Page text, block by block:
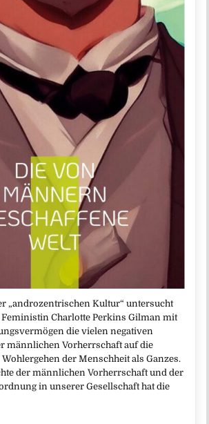
„androzentrischen Kultur“ untersucht
Charlotte Perkins Gilman mit
die vielen negativen
männlichen Vorherrschaft auf die
der Menschheit als Ganzes.
der männlichen Vorherrschaft und der
in unserer Gesellschaft hat die